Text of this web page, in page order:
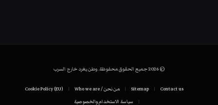
© 2026 جميع الحقوق محفوظة. وطن يغرد خارج السرب
Contact us
Sitemap من نحن / Who we are
Cookie Policy (EU)
سياسة الاستخدام والخصوصية